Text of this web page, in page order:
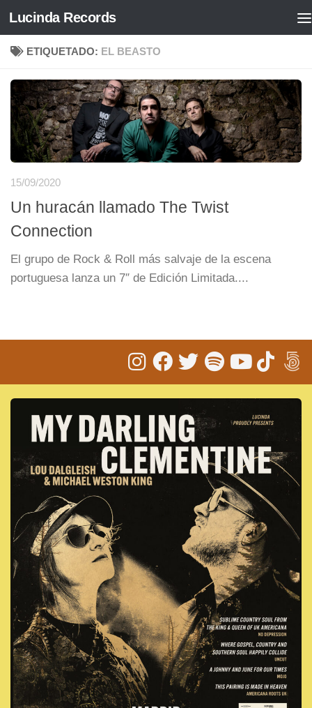
Saltar al contenido
Lucinda Records
ETIQUETADO: EL BEASTO
15/09/2020
Un huracán llamado The Twist
Connection
El grupo de Rock & Roll más salvaje de la escena
portuguesa lanza un 7″ de Edición Limitada....